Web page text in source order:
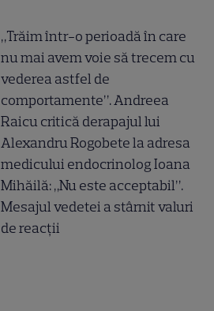
„Trăim într-o perioadă în care
nu mai avem voie să trecem cu
vederea astfel de
comportamente”. Andreea
Raicu critică derapajul lui
Alexandru Rogobete la adresa
medicului endocrinolog Ioana
Mihăilă: „Nu este acceptabil”.
Mesajul vedetei a stârnit valuri
de reacții